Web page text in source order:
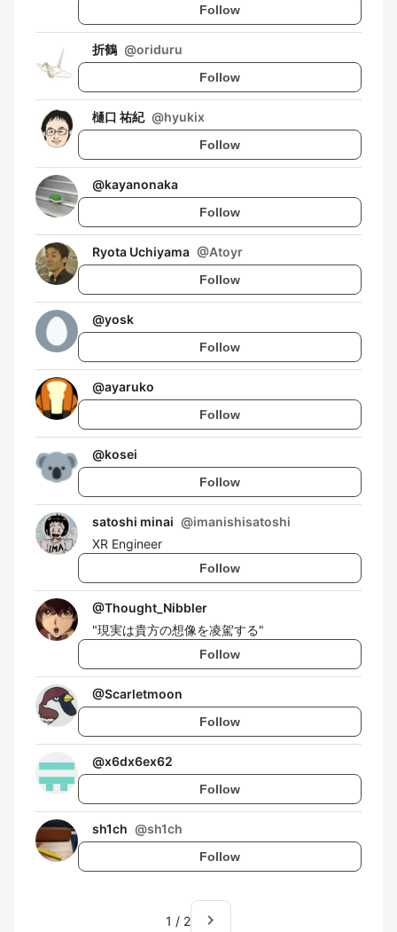
Follow
折鶴 @oriduru
Follow
樋口 祐紀 @hyukix
Follow
@kayanonaka
Follow
Ryota Uchiyama @Atoyr
Follow
@yosk
Follow
@ayaruko
Follow
@kosei
Follow
satoshi minai @imanishisatoshi
XR Engineer
Follow
@Thought_Nibbler
"現実は貴方の想像を凌駕する"
Follow
@Scarletmoon
Follow
@x6dx6ex62
Follow
sh1ch @sh1ch
Follow
1 / 2 navigate_next